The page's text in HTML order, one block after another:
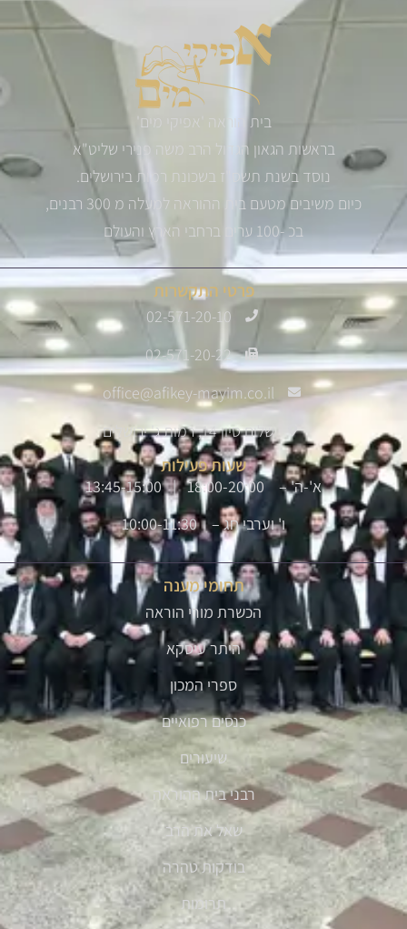
בית הוראה 'אפיקי מים'
בראשות הגאון הגדול הרב משה פנירי שליט"א
נוסד בשנת תשס"ז בשכונת רמות בירושלים.
כיום משיבים מטעם בית ההוראה למעלה מ 300 רבנים,
בכ -100 ערים ברחבי הארץ והעולם
פרטי התקשרות
02-571-20-10
02-571-20-22
office@afikey-mayim.co.il
שלום סיון 14, רמות ג' ירושלים
שעות פעילות
א'-ה' – 18:00-20:00 | 13:45-15:00
ו' וערבי חג – 10:00-11:30
תחומי מענה
הכשרת מורי הוראה
היתר עיסקא
ספרי המכון
כנסים רפואיים
שיעורים
רבני בית ההוראה
שאל את הרב
בודקות טהרה
תרומות